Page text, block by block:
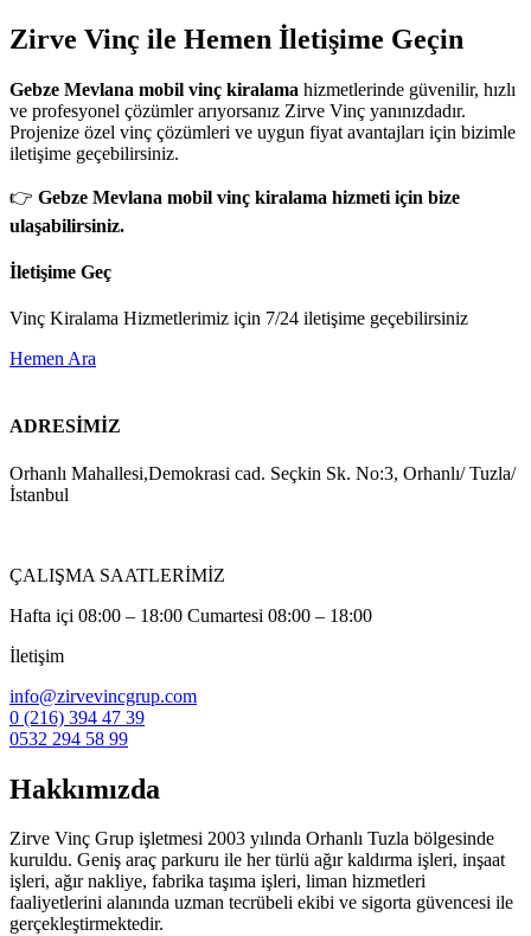
Zirve Vinç ile Hemen İletişime Geçin
Gebze Mevlana mobil vinç kiralama hizmetlerinde güvenilir, hızlı
ve profesyonel çözümler arıyorsanız Zirve Vinç yanınızdadır.
Projenize özel vinç çözümleri ve uygun fiyat avantajları için bizimle
iletişime geçebilirsiniz.
👉 Gebze Mevlana mobil vinç kiralama hizmeti için bize
ulaşabilirsiniz.
İletişime Geç
Vinç Kiralama Hizmetlerimiz için 7/24 iletişime geçebilirsiniz
Hemen Ara
ADRESİMİZ
Orhanlı Mahallesi,Demokrasi cad. Seçkin Sk. No:3, Orhanlı/ Tuzla/
İstanbul
ÇALIŞMA SAATLERİMİZ
Hafta içi 08:00 – 18:00 Cumartesi 08:00 – 18:00
İletişim
info@zirvevincgrup.com
0 (216) 394 47 39
0532 294 58 99
Hakkımızda
Zirve Vinç Grup işletmesi 2003 yılında Orhanlı Tuzla bölgesinde
kuruldu. Geniş araç parkuru ile her türlü ağır kaldırma işleri, inşaat
işleri, ağır nakliye, fabrika taşıma işleri, liman hizmetleri
faaliyetlerini alanında uzman tecrübeli ekibi ve sigorta güvencesi ile
gerçekleştirmektedir.